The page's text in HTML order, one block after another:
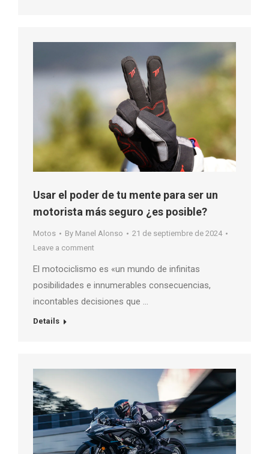
Usar el poder de tu mente para ser un
motorista más seguro ¿es posible?
Motos By Manel Alonso
21 de septiembre de 2024
Leave a comment
El motociclismo es «un mundo de infinitas
posibilidades e innumerables consecuencias,
incontables decisiones que …
Details